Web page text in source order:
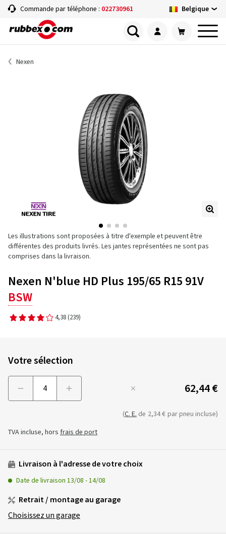
Commande par téléphone : 022730961 Belgique
Nexen
Les illustrations sont proposées à titre d'exemple et peuvent être
différentes des produits livrés. Les jantes représentées ne sont pas
comprises dans la livraison.
Nexen N'blue HD Plus 195/65 R15 91V
BSW
4,38 (239)
Votre sélection
62,44 €
(C. E. de 2,34 € par pneu incluse)
TVA incluse, hors frais de port
Livraison à l'adresse de votre choix
Date de livraison 13/08 -14/08
Retrait / montage au garage
Choisissez un garage